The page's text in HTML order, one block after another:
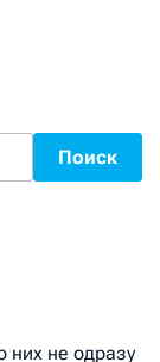
Поиск
них не одразу